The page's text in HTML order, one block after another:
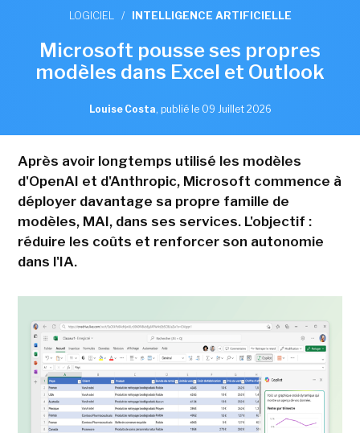
LOGICIEL / INTELLIGENCE ARTIFICIELLE
Microsoft pousse ses propres
modèles dans Excel et Outlook
Louise Costa, publié le 09 Juillet 2026
Après avoir longtemps utilisé les modèles
d'OpenAI et d'Anthropic, Microsoft commence à
déployer davantage sa propre famille de
modèles, MAI, dans ses services. L'objectif :
réduire les coûts et renforcer son autonomie
dans l'IA.